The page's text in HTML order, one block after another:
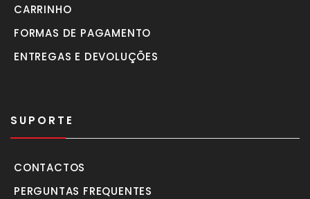
CARRINHO
FORMAS DE PAGAMENTO
ENTREGAS E DEVOLUÇÕES
SUPORTE
CONTACTOS
PERGUNTAS FREQUENTES